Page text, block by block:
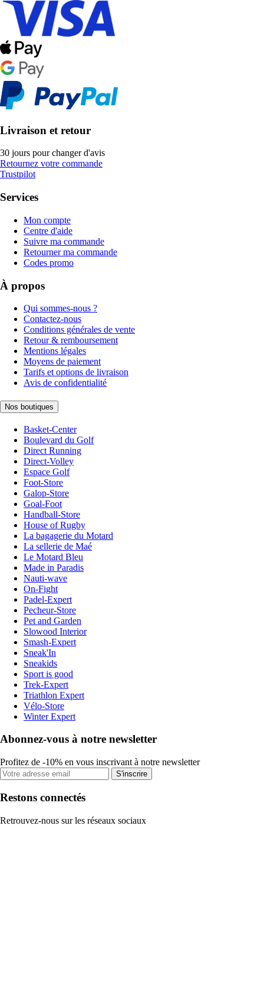
Livraison et retour
30 jours pour changer d'avis
Retournez votre commande
Trustpilot
Services
Mon compte
Centre d'aide
Suivre ma commande
Retourner ma commande
Codes promo
À propos
Qui sommes-nous ?
Contactez-nous
Conditions générales de vente
Retour & remboursement
Mentions légales
Moyens de paiement
Tarifs et options de livraison
Avis de confidentialité
Nos boutiques
Basket-Center
Boulevard du Golf
Direct Running
Direct-Volley
Espace Golf
Foot-Store
Galop-Store
Goal-Foot
Handball-Store
House of Rugby
La bagagerie du Motard
La sellerie de Maé
Le Motard Bleu
Made in Paradis
Nauti-wave
On-Fight
Padel-Expert
Pecheur-Store
Pet and Garden
Slowood Interior
Smash-Expert
Sneak'In
Sneakids
Sport is good
Trek-Expert
Triathlon Expert
Vélo-Store
Winter Expert
Abonnez-vous à notre newsletter
Profitez de -10% en vous inscrivant à notre newsletter
S'inscrire
Restons connectés
Retrouvez-nous sur les réseaux sociaux